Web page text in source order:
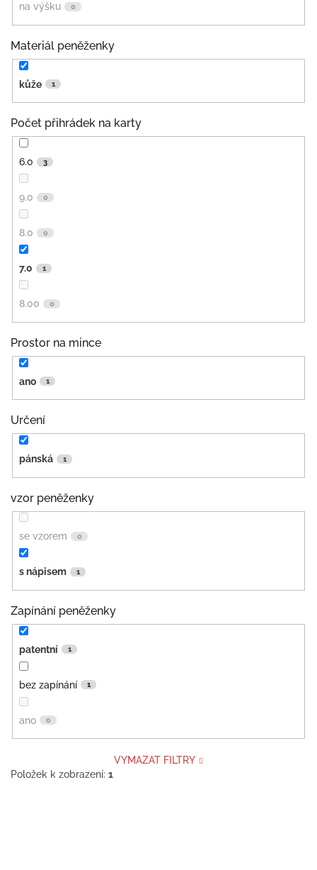
na výšku 0
Materiál peněženky
kůže 1
Počet přihrádek na karty
6.0 3
9.0 0
8.0 0
7.0 1
8.00 0
Prostor na mince
ano 1
Určení
pánská 1
vzor peněženky
se vzorem 0
s nápisem 1
Zapínání peněženky
patentní 1
bez zapínání 1
ano 0
VYMAZAT FILTRY
Položek k zobrazení: 1